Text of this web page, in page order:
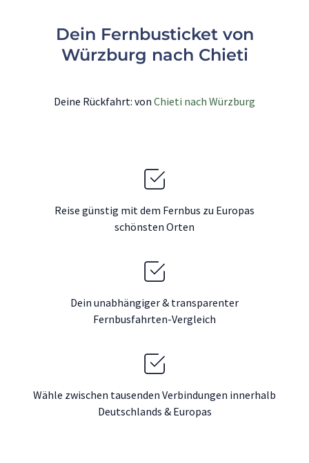
Dein Fernbusticket von
Würzburg nach Chieti
Deine Rückfahrt: von Chieti nach Würzburg
Reise günstig mit dem Fernbus zu Europas
schönsten Orten
Dein unabhängiger & transparenter
Fernbusfahrten-Vergleich
Wähle zwischen tausenden Verbindungen innerhalb
Deutschlands & Europas